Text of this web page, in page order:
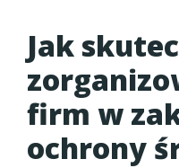
Jak
firm w
ochrony